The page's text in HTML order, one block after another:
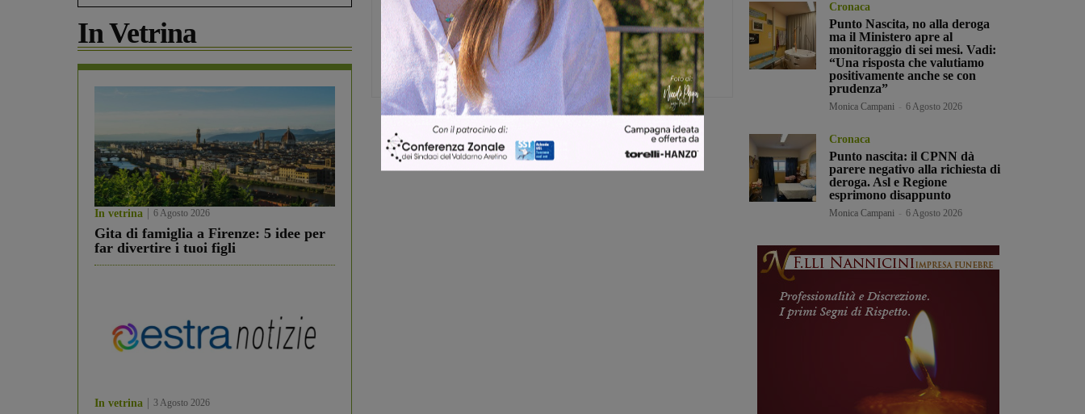
In Vetrina
In vetrina 6 Agosto 2026
Gita di famiglia a Firenze: 5 idee per
far divertire i tuoi figli
In vetrina 3 Agosto 2026
Monica Campani
Direttore
Share
Cronaca
Punto Nascita, no alla deroga
ma il Ministero apre al
monitoraggio di sei mesi. Vadi:
“Una risposta che valutiamo
positivamente anche se con
prudenza”
Monica Campani 6 Agosto 2026
Cronaca
Punto nascita: il CPNN dà
parere negativo alla richiesta di
deroga. Asl e Regione
esprimono disappunto
Monica Campani 6 Agosto 2026